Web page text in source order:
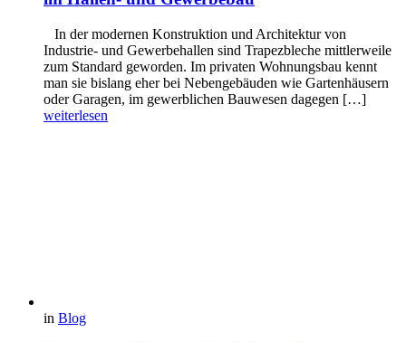
In der modernen Konstruktion und Architektur von
Industrie- und Gewerbehallen sind Trapezbleche mittlerweile
zum Standard geworden. Im privaten Wohnungsbau kennt
man sie bislang eher bei Nebengebäuden wie Gartenhäusern
oder Garagen, im gewerblichen Bauwesen dagegen […]
weiterlesen
in Blog